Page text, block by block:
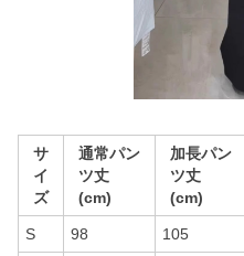
サ
イ
ズ
通常パン
ツ丈
(cm)
加長パン
ツ丈
(cm)
S 98 105